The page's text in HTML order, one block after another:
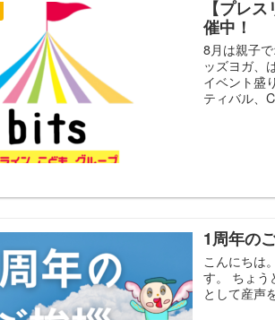
【プレ
催中！
8月は親子
ッズヨガ、
イベント盛
ティバル、
1周年の
こんにちは
す。 ちょう
として産声